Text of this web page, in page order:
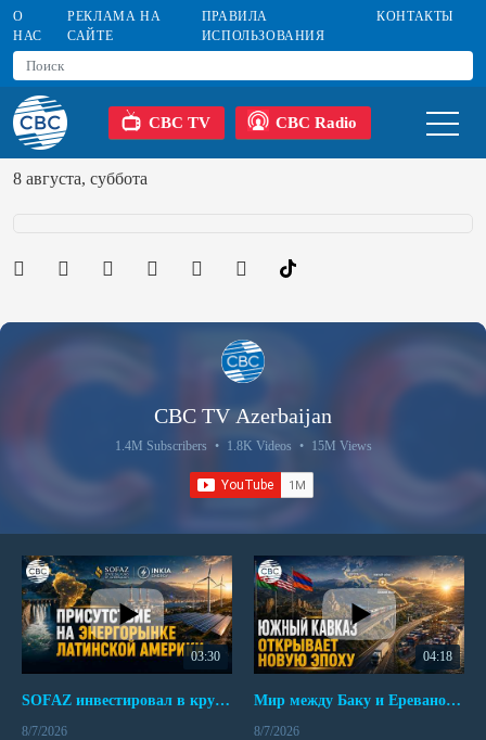
О
НАС
РЕКЛАМА НА
САЙТЕ
ПРАВИЛА
ИСПОЛЬЗОВАНИЯ
КОНТАКТЫ
CBC TV CBC Radio
8 августа, суббота
CBC TV Azerbaijan
1.4M Subscribers • 1.8K Videos • 15M Views
03:30
SOFAZ инвестировал в крупнейшего независимого производителя электроэнергии Перу
8/7/2026
04:18
Мир между Баку и Ереваном запускает крупные логистические проекты
8/7/2026